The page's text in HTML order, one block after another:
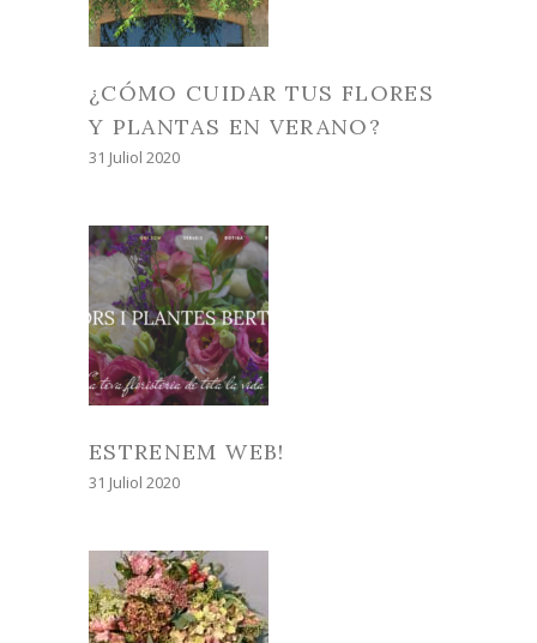
¿CÓMO CUIDAR TUS FLORES
Y PLANTAS EN VERANO?
31 Juliol 2020
ESTRENEM WEB!
31 Juliol 2020